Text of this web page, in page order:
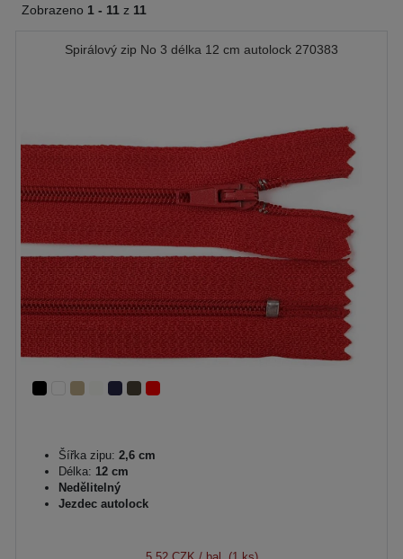
Zobrazeno 1 - 11 z 11
Spirálový zip No 3 délka 12 cm autolock 270383
Šířka zipu: 2,6 cm
Délka: 12 cm
Nedělitelný
Jezdec autolock
5,52 CZK / bal. (1 ks)